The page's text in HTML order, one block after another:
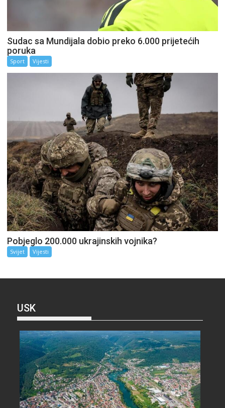
Sudac sa Mundijala dobio preko 6.000 prijetećih
poruka
Sport Vijesti
Pobjeglo 200.000 ukrajinskih vojnika?
Svijet Vijesti
USK